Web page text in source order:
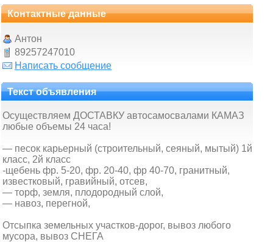
Контактные данные
Антон
89257247010
Написать сообщение
Текст объявления
Осуществляем ДОСТАВКУ автосамосвалами КАМАЗ
любые объемы 24 часа!
— песок карьерный (строительный, сеяный, мытый) 1й
класс, 2й класс
-щебень фр. 5-20, фр. 20-40, фр 40-70, гранитный,
известковый, гравийный, отсев,
— торф, земля, плодородный слой,
— навоз, перегной,
Отсыпка земельных участков-дорог, вывоз любого
мусора, вывоз СНЕГА